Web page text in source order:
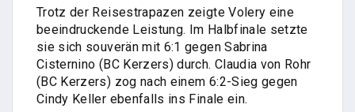
Trotz der Reisestrapazen zeigte Volery eine
beeindruckende Leistung. Im Halbfinale setzte
sie sich souverän mit 6:1 gegen Sabrina
Cisternino (BC Kerzers) durch. Claudia von Rohr
(BC Kerzers) zog nach einem 6:2-Sieg gegen
Cindy Keller ebenfalls ins Finale ein.